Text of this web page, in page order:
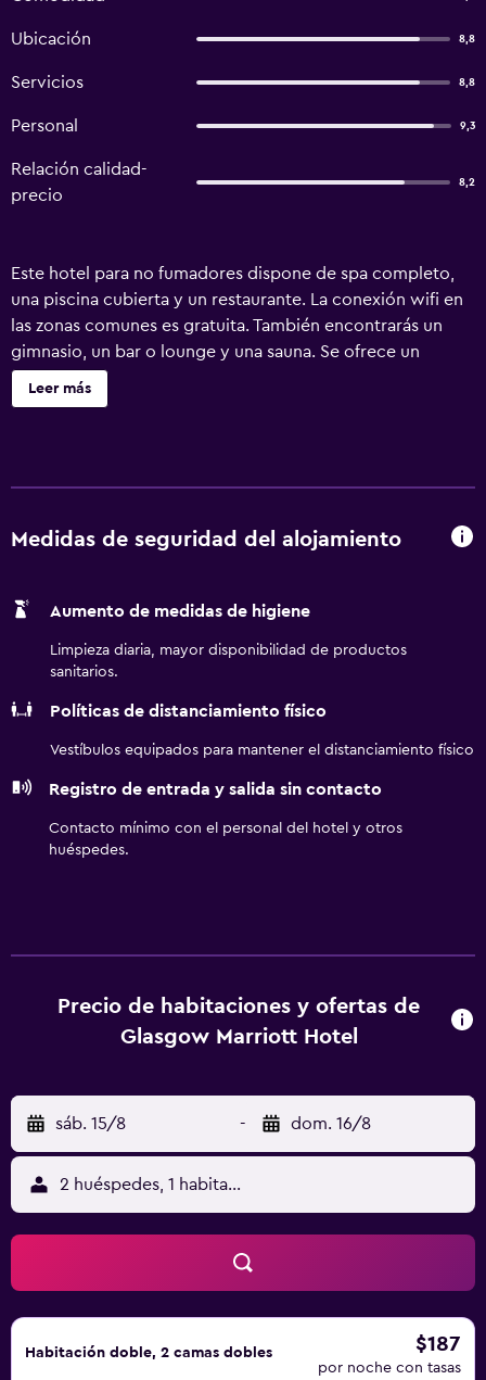
Ubicación 8,8
Servicios 8,8
Personal 9,3
Relación calidad-
precio
8,2
Este hotel para no fumadores dispone de spa completo,
una piscina cubierta y un restaurante. La conexión wifi en
las zonas comunes es gratuita. También encontrarás un
gimnasio, un bar o lounge y una sauna. Se ofrece un
servicio de limpieza a petición. Glasgow Marriott Hotel
ofrece 302 alojamientos con aire acondicionado, caja
satélite de suscripción. Los baños están equipados con
higiene personal gratuitos y secador de pelo. Los
acceso a Internet wifi gratis (velocidad: 25 Mbps o más).
escritorio y teléfono. Las habitaciones también incluyen
tabla de planchar con plancha y cortinas opacas. Se
solicitar cambio de sábanas. Se ofrece servicio de limpieza
a petición. Los servicios de ocio y esparcimiento en este
hotel incluyen una piscina cubierta, sauna y gimnasio. No
Leer más
Medidas de seguridad del alojamiento
Aumento de medidas de higiene
Limpieza diaria, mayor disponibilidad de productos
sanitarios.
Políticas de distanciamiento físico
Vestíbulos equipados para mantener el distanciamiento físico
Registro de entrada y salida sin contacto
Contacto mínimo con el personal del hotel y otros
huéspedes.
Precio de habitaciones y ofertas de
Glasgow Marriott Hotel
sáb. 15/8 - dom. 16/8
2 huéspedes, 1 habitación
Habitación doble, 2 camas dobles $187
por noche con tasas